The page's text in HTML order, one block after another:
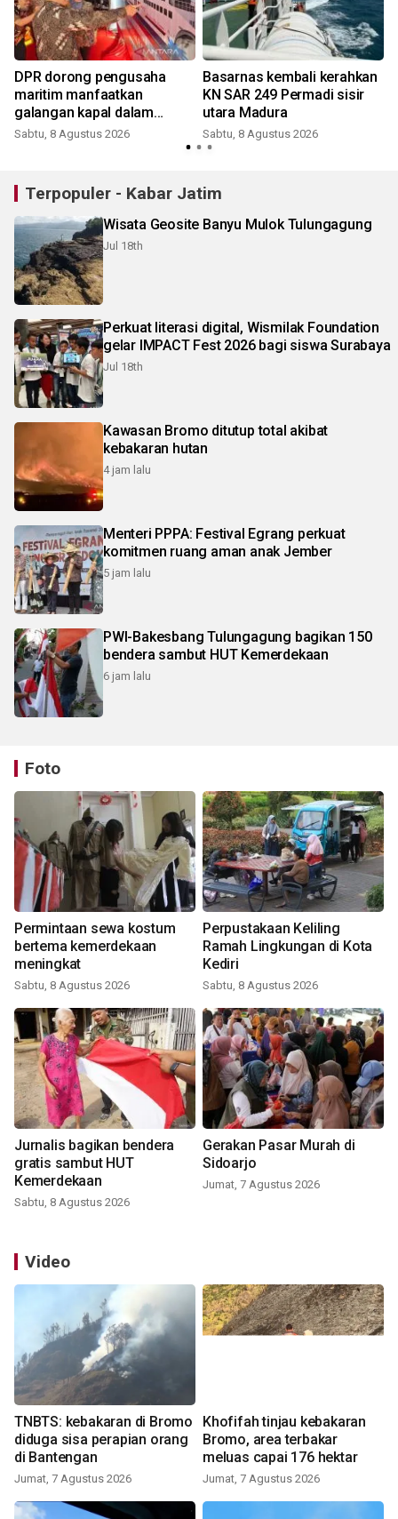
DPR dorong pengusaha
maritim manfaatkan
galangan kapal dalam
negeri
Sabtu, 8 Agustus 2026
Basarnas kembali kerahkan
KN SAR 249 Permadi sisir
utara Madura
Sabtu, 8 Agustus 2026
Terpopuler - Kabar Jatim
Wisata Geosite Banyu Mulok Tulungagung
Jul 18th
Perkuat literasi digital, Wismilak Foundation
gelar IMPACT Fest 2026 bagi siswa Surabaya
Jul 18th
Kawasan Bromo ditutup total akibat
kebakaran hutan
4 jam lalu
Menteri PPPA: Festival Egrang perkuat
komitmen ruang aman anak Jember
5 jam lalu
PWI-Bakesbang Tulungagung bagikan 150
bendera sambut HUT Kemerdekaan
6 jam lalu
Foto
Permintaan sewa kostum
bertema kemerdekaan
meningkat
Sabtu, 8 Agustus 2026
Perpustakaan Keliling
Ramah Lingkungan di Kota
Kediri
Sabtu, 8 Agustus 2026
Jurnalis bagikan bendera
gratis sambut HUT
Kemerdekaan
Sabtu, 8 Agustus 2026
Gerakan Pasar Murah di
Sidoarjo
Jumat, 7 Agustus 2026
Video
TNBTS: kebakaran di Bromo
diduga sisa perapian orang
di Bantengan
Jumat, 7 Agustus 2026
Khofifah tinjau kebakaran
Bromo, area terbakar
meluas capai 176 hektar
Jumat, 7 Agustus 2026